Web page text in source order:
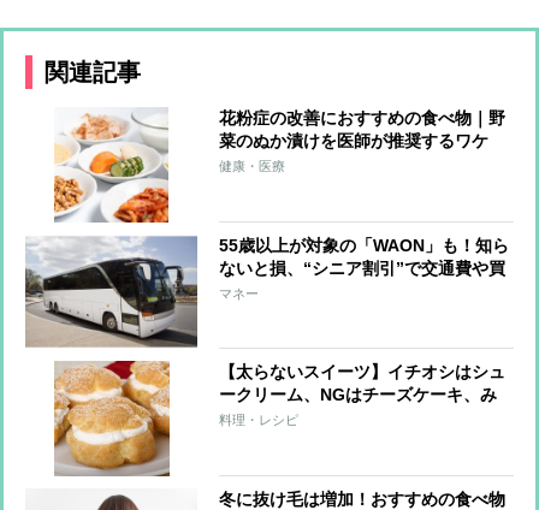
関連記事
花粉症の改善におすすめの食べ物｜野
菜のぬか漬けを医師が推奨するワケ
健康・医療
55歳以上が対象の「WAON」も！知ら
ないと損、“シニア割引”で交通費や買
い物がお得に
マネー
【太らないスイーツ】イチオシはシュ
ークリーム、NGはチーズケーキ、み
たらし団子
料理・レシピ
冬に抜け毛は増加！おすすめの食べ物